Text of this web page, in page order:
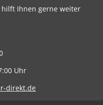
hilft Ihnen gerne weiter
Uhr
direkt.de